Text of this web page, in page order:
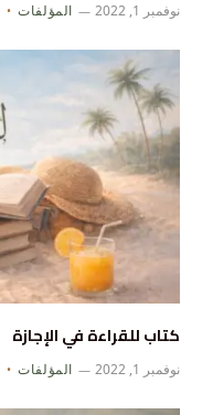
نوفمبر 1, 2022 المؤلفات
كتاب للقراءة في الإجازة
نوفمبر 1, 2022 المؤلفات